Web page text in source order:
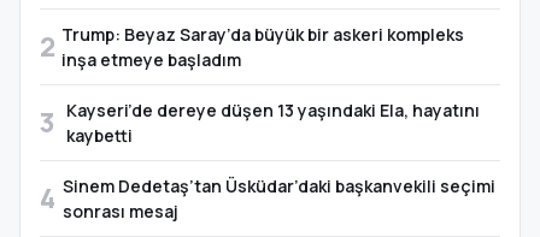
2 Trump: Beyaz Saray’da büyük bir askeri kompleks
inşa etmeye başladım
3
Kayseri’de dereye düşen 13 yaşındaki Ela, hayatını
kaybetti
4 Sinem Dedetaş’tan Üsküdar’daki başkanvekili seçimi
sonrası mesaj